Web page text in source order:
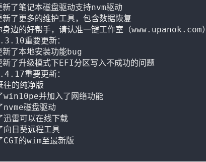
了笔记本磁盘驱动支持nvm驱动
了更多的维护工具，包含数据恢复
边的好帮手，请认准一键工作室（www.upanok.com）
重要更新：
了本地安装功能bug
了升级模式下EFI分区写入不成功的问题
重要更新：
往的纯净版
win10pe并加入了网络功能
nvme磁盘驱动
迅雷可以在线下载
向日葵远程工具
CGI的wim至最新版